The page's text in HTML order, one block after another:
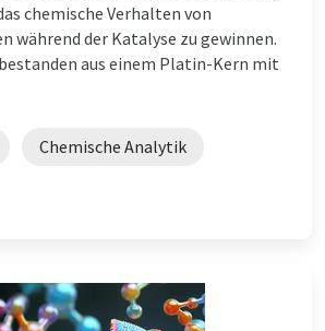
chemische Verhalten von
während der Katalyse zu gewinnen.
aus einem Platin-Kern mit
Chemische Analytik